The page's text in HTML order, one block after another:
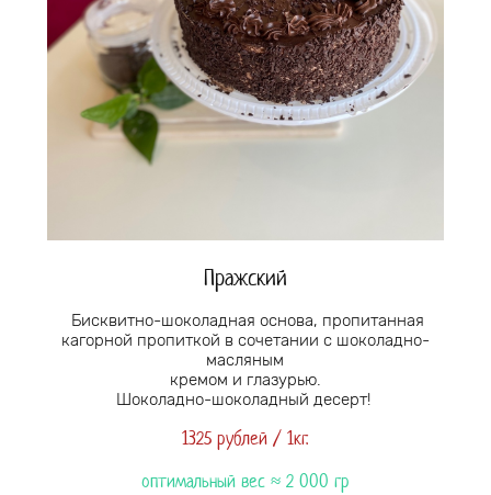
Пражский
Бисквитно-шоколадная основа, пропитанная
кагорной пропиткой в сочетании с шоколадно-
масляным
кремом и глазурью.
Шоколадно-шоколадный десерт!
1325 рублей / 1кг.
оптимальный вес ≈ 2 000 гр